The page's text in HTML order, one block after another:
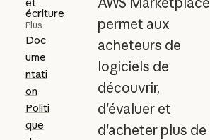
écriture
Plus
Doc
ume
ntati
on
Politi
que
permet aux
acheteurs de
logiciels de
découvrir,
d'évaluer et
d'acheter plus de